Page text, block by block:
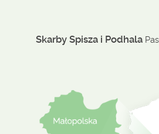
Skarby Spisza i Podhala